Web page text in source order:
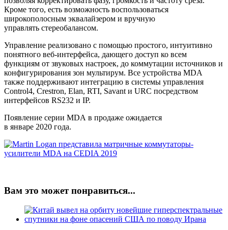
Кроме того, есть возможность воспользоваться
широкополосным эквалайзером и вручную
управлять стереобалансом.
Управление реализовано с помощью простого, интуитивно
понятного веб-интерфейса, дающего доступ ко всем
функциям от звуковых настроек, до коммутации источников и
конфигурирования зон мультирум. Все устройства MDA
также поддерживают интеграцию в системы управления
Control4, Crestron, Elan, RTI, Savant и URC посредством
интерфейсов RS232 и IP.
Появление серии MDA в продаже ожидается
в январе 2020 года.
Вам это может понравиться...